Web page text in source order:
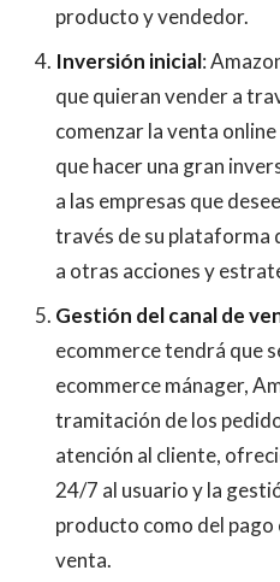
producto y vendedor.
Inversión inicial:
que quieran vender a
comenzar la venta
que hacer una gran
a las empresas que
través de su plataforma
a otras acciones y
Gestión del canal de
ecommerce tendrá que
ecommerce mánager,
tramitación de los
atención al cliente,
24/7 al usuario y la
producto como del pago
venta.